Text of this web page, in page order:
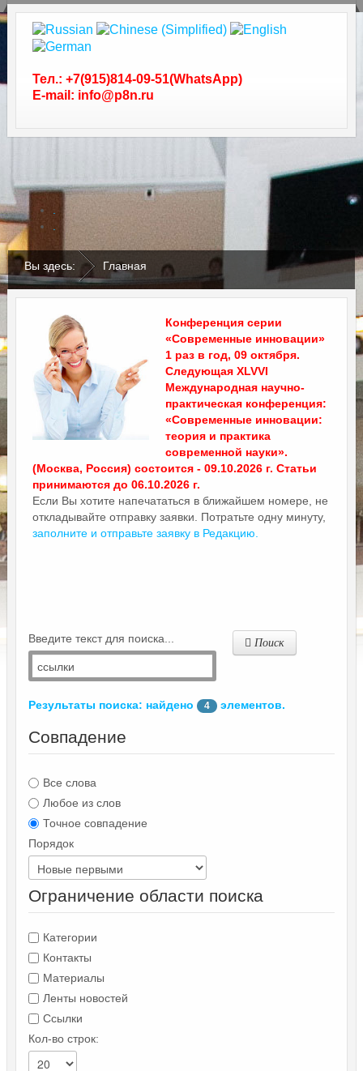
Тел.: +7(915)814-09-51(WhatsApp)
E-mail: info@p8n.ru
Вы здесь: Главная
Конференция серии
«Современные инновации»
1 раз в год, 09 октября.
Следующая XLVVI
Международная научно-
практическая конференция:
«Современные инновации:
теория и практика
современной науки».
(Москва, Россия) состоится - 09.10.2026 г. Статьи
принимаются до 06.10.2026 г.
Если Вы хотите напечататься в ближайшем номере, не
откладывайте отправку заявки. Потратьте одну минуту,
заполните и отправьте заявку в Редакцию.
Введите текст для поиска... Поиск
Результаты поиска: найдено 4 элементов.
Совпадение
Все слова
Любое из слов
Точное совпадение
Порядок
Ограничение области поиска
Категории
Контакты
Материалы
Ленты новостей
Ссылки
Кол-во строк: